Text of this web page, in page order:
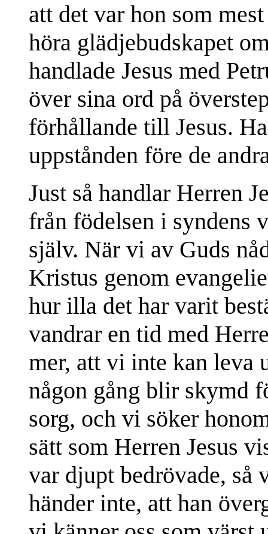
att det var hon som
höra glädjebudskapet
handlade Jesus med
över sina ord på
förhållande till Jesus.
uppstånden före de
Just så handlar Herren
från födelsen i syndens
själv. När vi av Guds
Kristus genom
hur illa det har varit
vandrar en tid med
mer, att vi inte kan leva
någon gång blir skymd
sorg, och vi söker
sätt som Herren Jesus
var djupt bedrövade, så
händer inte, att han